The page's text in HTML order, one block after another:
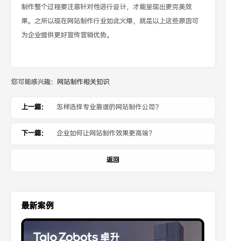
制作整个过程要注意针对性进行设计，才能呈现出更完美效
果。之所以现在网站制作行业如此火爆，就是以上这些原因可
为企业提供更好宣传营销优势。
您可能感兴趣： 网站制作相关知识
上一篇： 怎样选择专业靠谱的网站制作公司？
下一篇： 企业如何让网站制作效果更高端？
返回
最新案例